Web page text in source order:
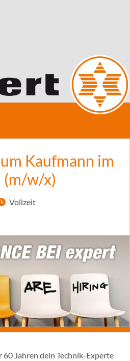
Kaufmann im
(m/w/x)
Vollzeit
Jahren dein Technik-Experte